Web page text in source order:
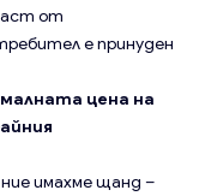
от
е принуден
цена на
имахме щанд –